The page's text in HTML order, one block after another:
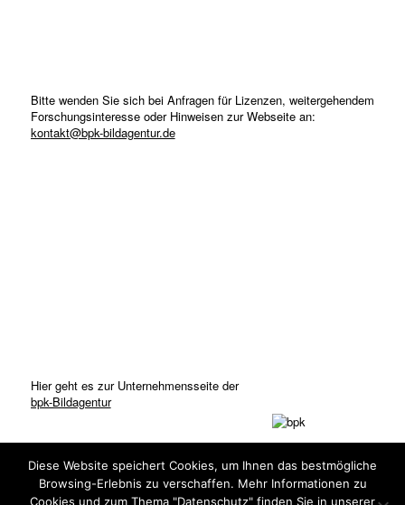
Bitte wenden Sie sich bei Anfragen für Lizenzen, weitergehendem
Forschungsinteresse oder Hinweisen zur Webseite an:
kontakt@bpk-bildagentur.de
Hier geht es zur Unternehmensseite der
bpk-Bildagentur
Diese Website speichert Cookies, um Ihnen das bestmögliche
Browsing-Erlebnis zu verschaffen. Mehr Informationen zu
Cookies und zum Thema "Datenschutz" finden Sie in unserer